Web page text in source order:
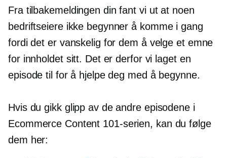
Fra tilbakemeldingen din fant vi ut at noen
bedriftseiere ikke begynner å komme i gang
fordi det er vanskelig for dem å velge et emne
for innholdet sitt. Det er derfor vi laget en
episode til for å hjelpe deg med å begynne.
Hvis du gikk glipp av de andre episodene i
Ecommerce Content 101-serien, kan du følge
dem her: